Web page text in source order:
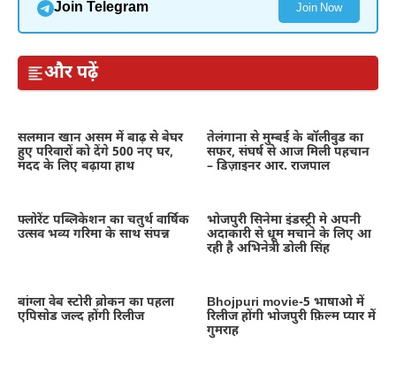
Join Telegram Join Now
और पढ़ें
सलमान खान असम में बाढ़ से बेघर
हुए परिवारों को देंगे 500 नए घर,
मदद के लिए बढ़ाया हाथ
तेलंगाना से मुम्बई के बॉलीवुड का
सफर, संघर्ष से आज मिली पहचान
– डिज़ाइनर आर. राजपाल
फ्लोरेंट पब्लिकेशन का चतुर्थ वार्षिक
उत्सव भव्य गरिमा के साथ संपन्न
भोजपुरी सिनेमा इंडस्ट्री मे अपनी
अदाकारी से धूम मचाने के लिए आ
रही है अभिनेत्री डोली सिंह
बांग्ला वेब स्टोरी ब्रोकन का पहला
एपिसोड जल्द होंगी रिलीज
Bhojpuri movie-5 भाषाओ में
रिलीज होंगी भोजपुरी फ़िल्म प्यार में
गुमराह